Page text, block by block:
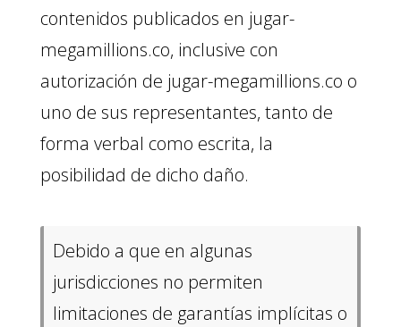
contenidos publicados en jugar-
megamillions.co, inclusive con
autorización de jugar-megamillions.co o
uno de sus representantes, tanto de
forma verbal como escrita, la
posibilidad de dicho daño.
Debido a que en algunas
jurisdicciones no permiten
limitaciones de garantías implícitas o